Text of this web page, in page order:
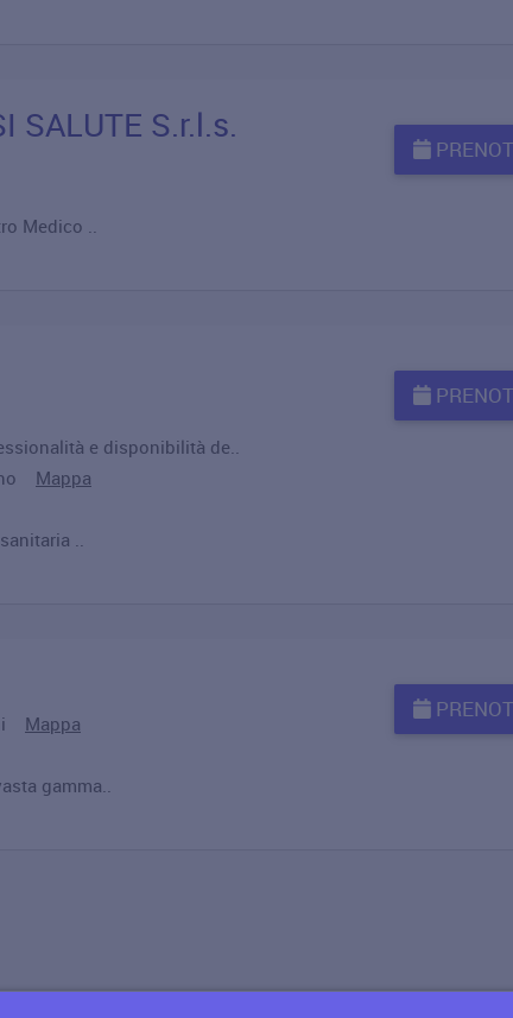
SALUTE S.r.l.s.
Medico ..
e disponibilità de..
Mappa
..
Mappa
gamma..